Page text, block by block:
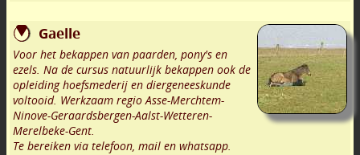
Gaelle
Voor het bekappen van paarden, pony's en
ezels. Na de cursus natuurlijk bekappen ook de
opleiding hoefsmederij en diergeneeskunde
voltooid. Werkzaam regio Asse-Merchtem-
Ninove-Geraardsbergen-Aalst-Wetteren-
Merelbeke-Gent.
Te bereiken via telefoon, mail en whatsapp.